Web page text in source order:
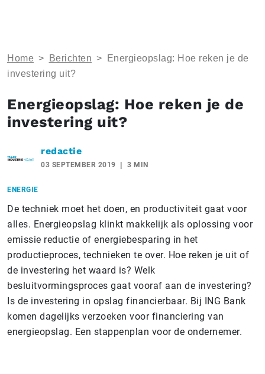
Home > Berichten >
Energieopslag: Hoe reken je de
investering uit?
Energieopslag: Hoe reken je de
investering uit?
redactie
03 SEPTEMBER 2019 3 MIN
ENERGIE
De techniek moet het doen, en productiviteit gaat voor
alles. Energieopslag klinkt makkelijk als oplossing voor
emissie reductie of energiebesparing in het
productieproces, technieken te over. Hoe reken je uit of
de investering het waard is? Welk
besluitvormingsproces gaat vooraf aan de investering?
Is de investering in opslag financierbaar. Bij ING Bank
komen dagelijks verzoeken voor financiering van
energieopslag. Een stappenplan voor de ondernemer.